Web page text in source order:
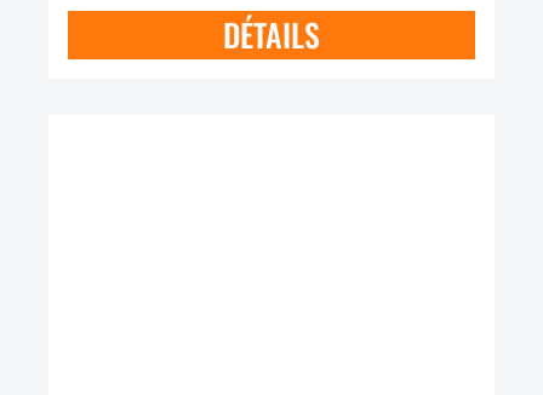
DÉTAILS